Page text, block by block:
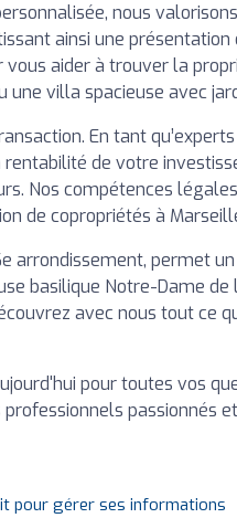
nous
ainsi une
aider à trouver la
villa spacieuse avec
En tant
de votre
Nos compétences
de copropriétés à
arrondissement, permet
basilique Notre-Dame de
avec nous tout ce
pour toutes vos
passionnés
pour gérer ses informations